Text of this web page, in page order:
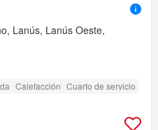
Lanús, Lanús Oeste,
Calefacción Cuarto de servicio